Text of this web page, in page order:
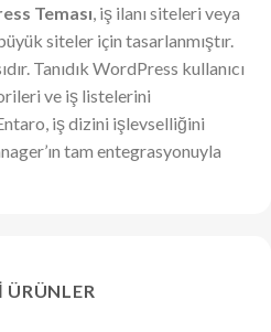
Teması , iş ilanı siteleri veya
siteler için tasarlanmıştır.
Tanıdık WordPress kullanıcı
ve iş listelerini
iş dizini işlevselliğini
tam entegrasyonuyla
ÜRÜNLER